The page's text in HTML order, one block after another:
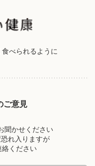
食べられるように
ご意見
聞かせください
れ入りますが
絡ください